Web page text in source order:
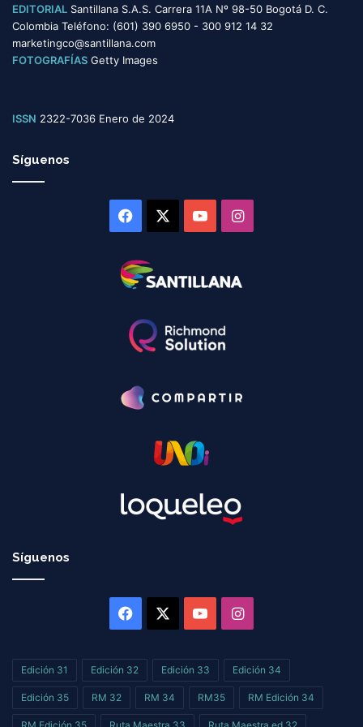
EDITORIAL Santillana S.A.S. Carrera 11A Nº 98-50 Bogotá D. C.
Colombia Teléfono: (601) 390 6950 - 300 912 14 32
marketingco@santillana.com
FOTOGRAFÍAS Getty Images
ISSN 2322-7036 Enero de 2024
Síguenos
Facebook YouTubeInstagram
Síguenos
Facebook YouTubeInstagram
Edición 31 Edición 32 Edición 33 Edición 34
Edición 35 RM 32 RM 34 RM35 RM Edición 34